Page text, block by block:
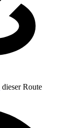
dieser Route